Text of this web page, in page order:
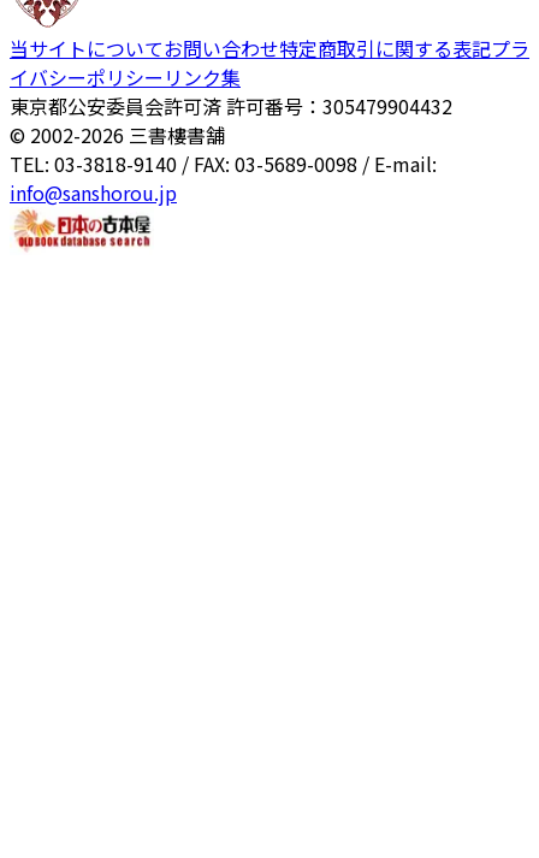
当サイトについてお問い合わせ特定商取引に関する表記プラ
イバシーポリシー リンク集
東京都公安委員会許可済 許可番号：305479904432
© 2002-2026 三書樓書舗
TEL: 03-3818-9140 / FAX: 03-5689-0098 / E-mail:
info@sanshorou.jp